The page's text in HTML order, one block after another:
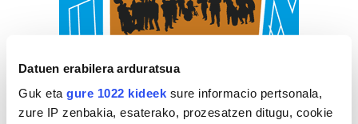
Datuen erabilera arduratsua
Guk eta gure 1022 kideek sure informacio pertsonala,
zure IP zenbakia, esaterako, prozesatzen ditugu, cookie